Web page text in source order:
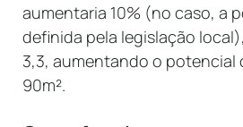
aumentaria 10% (no caso, a
definida pela legislação
3,3, aumentando o potencial
90m².